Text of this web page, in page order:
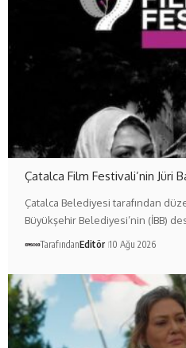
Çatalca Film Festivali’nin Jüri
Çatalca Belediyesi tarafından
Büyükşehir Belediyesi’nin (İBB)
TarafındanEditör 10 Ağu 2026